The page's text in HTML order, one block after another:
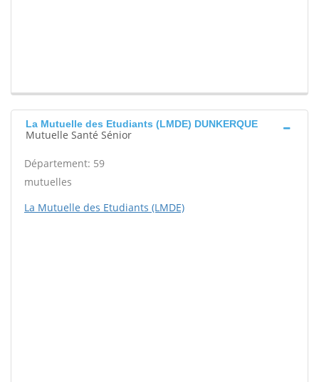
La Mutuelle des Etudiants (LMDE) DUNKERQUE
Mutuelle Santé Sénior
Département: 59
mutuelles
La Mutuelle des Etudiants (LMDE)